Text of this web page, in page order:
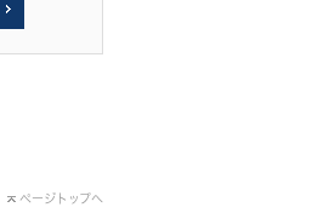
ページトップへ